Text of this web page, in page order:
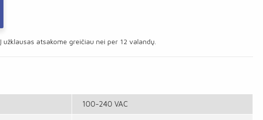
Į užklausas atsakome greičiau nei per 12 valandų.
100-240 VAC